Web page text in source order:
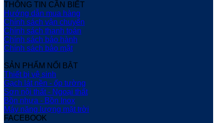
THÔNG TIN CẦN BIẾT
Hướng dẫn mua hàng
Chính sách vận chuyển
Chính sách thanh toán
Chính sách bảo hành
Chính sách bảo mật
SẢN PHẨM NỔI BẬT
Thiết bị vệ sinh
Gạch lát nền - ốp tường
Sơn nội thất - Ngoại thất
Bồn nhựa - Bồn Inox
Máy năng lượng mặt trời
FACEBOOK